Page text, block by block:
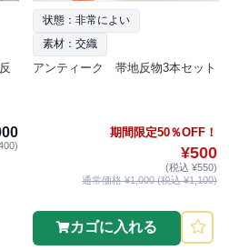
状態：非常によい
素材：交織
アンティーク 帯地反物3本セット
期間限定50％OFF！
¥500
(税込 ¥550)
通常価格 ¥1,000 (税込 ¥1,100)
カゴに入れる